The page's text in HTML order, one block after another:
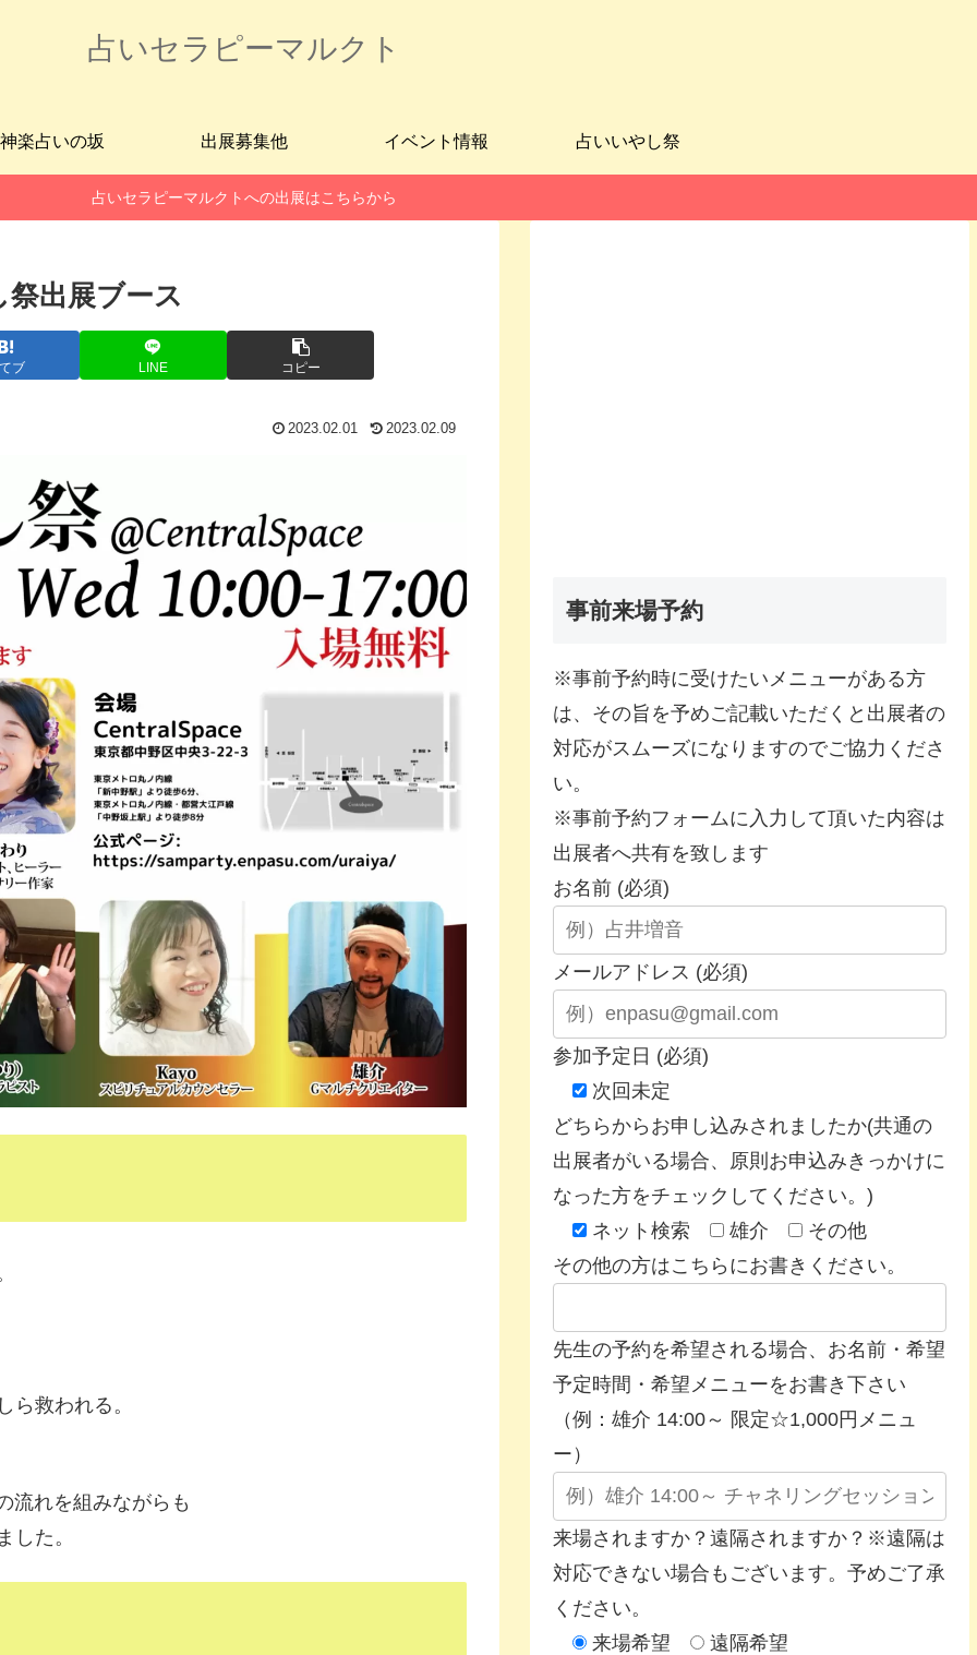
占いセラピーマルクト
神楽占いの坂 出展募集他 イベント情報 占いいやし祭
占いセラピーマルクトへの出展はこちらから
祭出展ブース
ブ LINE コピー
2023.02.01 2023.02.09
ら救われる。
流れを組みながらも
した。
事前来場予約
※事前予約時に受けたいメニューがある方
は、その旨を予めご記載いただくと出展者の
対応がスムーズになりますのでご協力くださ
い。
※事前予約フォームに入力して頂いた内容は
出展者へ共有を致します
お名前 (必須)
メールアドレス (必須)
参加予定日 (必須)
次回未定
どちらからお申し込みされましたか(共通の
出展者がいる場合、原則お申込みきっかけに
なった方をチェックしてください。)
ネット検索
雄介
その他
その他の方はこちらにお書きください。
先生の予約を希望される場合、お名前・希望
予定時間・希望メニューをお書き下さい
（例：雄介 14:00～ 限定☆1,000円メニュ
ー）
来場されますか？遠隔されますか？※遠隔は
対応できない場合もございます。予めご了承
ください。
来場希望
遠隔希望